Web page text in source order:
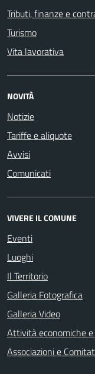
Tributi, finanze e
Turismo
Vita lavorativa
NOVITÀ
Notizie
Tariffe e aliquote
Avvisi
Comunicati
VIVERE IL COMUNE
Eventi
Luoghi
Il Territorio
Galleria Fotografica
Galleria Video
Attività economiche e
Associazioni e